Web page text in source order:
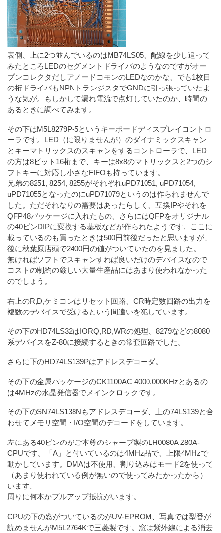
表側、上に2つ並んでいるのはMB74LS05、配線を少し追って
みたところLEDのセグメントドライバのようなのですがオー
プンコレクタだしアノードコモンのLEDなのかな、でも1枚目
の桁ドライバもNPNトランジスタでGNDに引っ張っていたよ
うな気が。もしかして漏れ電流で点灯していたのか、時間の
あるときに調べてみます。
その下はM5L8279P-5というキーボードディスプレイコントロ
ーラです。LED（に限りませんが）のダイナミックスキャン
とキーマトリックスのスキャンをするコントローラで、LED
の方は8ビット16桁まで、キーは8x8のマトリックスと2つのシ
フトキーに対応し小さなFIFOも持っています。
兄弟の8251, 8254, 8255がそれぞれuPD71051, uPD71054,
uPD71055となったのにuPD71079というのは作られませんで
した。ただそれなりの需要はあったらしく、互換IPやそれを
QFP48パッケージに入れたもの、さらにはQFPをオリジナル
の40ピンDIPに変換する基板などが作られたようです。ここに
載っているのも買ったときは500円前後だったと思いますが、
後に秋葉原店頭で2400円の値がついていたのを見ました。
無ければソフトでスキャンすれば良いだけのデバイスなので
コストの制約の厳しい大量生産品にはあまり使われなかった
のでしょう。
右上のR,D,ケミコンはリセット回路、CR時定数回路の出力を
複数のデバイスで受けるという間違いを犯しています。
その下のHD74LS32はIORQ,RD,WRの処理、8279などの8080
系デバイスをZ-80に接続するときの常套回路でした。
さらに下のHD74LS139Pはアドレスデコーダ。
その下の金属パッケージのCK1100AC 4000.000KHzとあるの
は4MHzの水晶発信器でメインクロックです。
その下のSN74LS138Nもアドレスデコーダ、上の74LS139と合
わせてメモリ空間・I/O空間のデコードをしています。
左にある40ピンのがご本尊のシャープ製のLH0080A Z80A-
CPUです。「A」と付いているのは4MHz品で、上限4MHzで
動かしています。DMAは不使用、割り込みはモード2を使って
（あまり使われている例が無いので使ってみたかったから）
います。
周りに何本かプルアップ抵抗がいます。
CPUの下の窓がついているのがUV-EPROM、写真では型番が
読めませんがM5L2764Kで三菱製です。窓は紫外線による消去